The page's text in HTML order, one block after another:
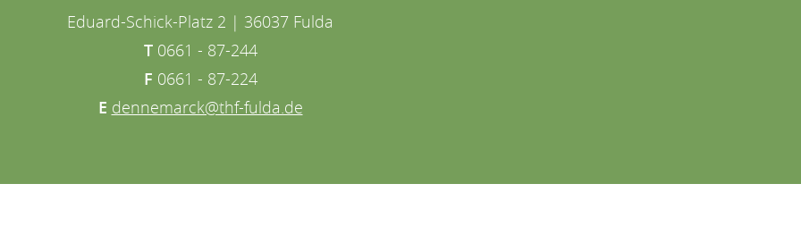
Eduard-Schick-Platz 2 | 36037 Fulda
T0661 - 87-244
F 0661 - 87-224
E dennemarck@thf-fulda.de